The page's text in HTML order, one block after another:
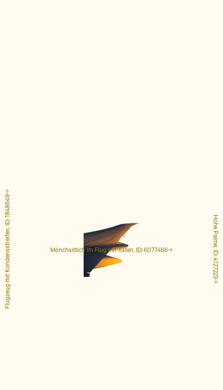
Mönchsittich im Flug mit Ästen, ID: 6077466 Hohe Palme, ID: 4127223
Flugzeug mit Kondensstreifen, ID: 1848649